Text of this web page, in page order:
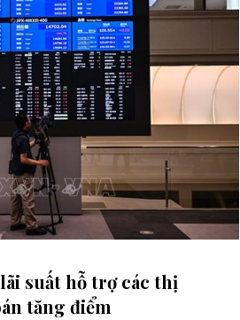
suất hỗ trợ các thị
tăng điểm